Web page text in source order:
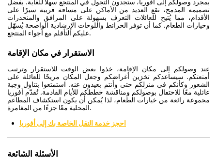
بمجرد وصولكم إلى أفوريا، ستجدون التجول في المنتجع سهلاً للغاية. بفضل
تصميمه المدمج، تقع العديد من الأماكن على مسافة قريبة سيرًا على
الأقدام، مما يُتيح للعائلات التعرف بسهولة على المرافق والمنحدرات
وخيارات الطعام. كما أن توفر الخرائط واللوحات الإرشادية الواضحة يُسهّل
عليكم التأقلم مع أجواء المنتجع.
الاستقرار في مكان الإقامة
عند وصولكم إلى مكان الإقامة، خذوا بعض الوقت للاستقرار وترتيب
أمتعتكم. سيساعدكم تخزين أغراضكم وجعل المكان مريحًا للعائلة على
الشعور وكأنكم في منزلكم حتى وأنتم بعيدون عنه. استمتعوا بتناول وجبة
عائلية معًا للاحتفال بوصولكم ومناقشة خططكم للأيام القادمة. تُقدّم أفوريا
مجموعة رائعة من خيارات الطعام، لذا يُمكن أن يكون استكشاف المطاعم
المحلية معًا جزءًا من المغامرة.
احجز خدمة النقل الخاصة بك إلى أفوريا
الأسئلة الشائعة